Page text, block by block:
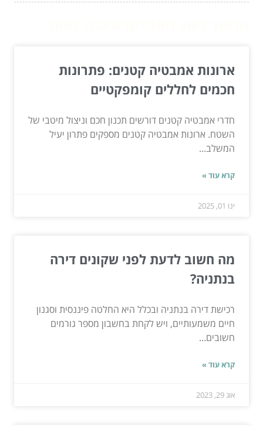
ארונות אמבטיה קטנים: פתרונות
חכמים לחללים קומפקטיים
חדרי אמבטיה קטנים דורשים תכנון חכם וניצול מיטבי של
השטח. ארונות אמבטיה קטנים מספקים פתרון יעיל
המשלב...
קרא עוד »
ינו 01, 2025
מה חשוב לדעת לפני שקונים דירה
בנתניה?
רכישת דירה בנתניה ובכלל היא החלטה פיננסית וסגנון
חיים משמעותיים, ויש לקחת בחשבון מספר גורמים
חשובים...
קרא עוד »
אוג 29, 2023